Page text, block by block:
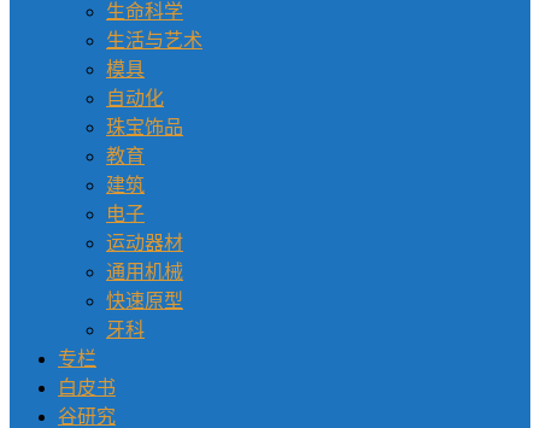
生命科学
生活与艺术
模具
自动化
珠宝饰品
教育
建筑
电子
运动器材
通用机械
快速原型
牙科
专栏
白皮书
谷研究